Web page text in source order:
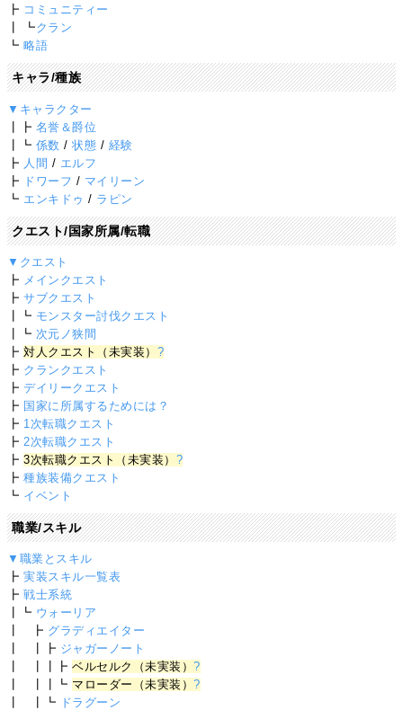
┣ コミュニティー
┃ ┗クラン
┗略語
キャラ/種族
▼キャラクター
┃┣ 名誉＆爵位
┃┗ 係数 /状態 / 経験
┣ 人間 / エルフ
┣ ドワーフ / マイリーン
┗ エンキドゥ / ラピン
クエスト/国家所属/転職
▼クエスト
┣ メインクエスト
┣サブクエスト
┃┗ モンスター討伐クエスト
┃┗ 次元ノ狭間
┣対人クエスト（未実装） ?
┣ クランクエスト
┣デイリークエスト
┣ 国家に所属するためには？
┣ 1次転職クエスト
┣ 2次転職クエスト
┣3次転職クエスト（未実装） ?
┣種族装備クエスト
┗ イベント
職業/スキル
▼職業とスキル
┣実装スキル一覧表
┣戦士系統
┃┗ ウォーリア
┃ ┣ グラディエイター
┃ ┃┣ ジャガーノート
┃ ┃┃┣ベルセルク（未実装）?
┃ ┃┃┗ マローダー（未実装）?
┃ ┃┗ ドラグーン